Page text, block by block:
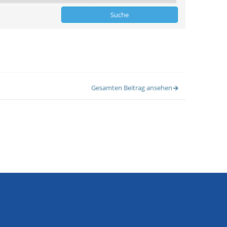
Gesamten Beitrag ansehen